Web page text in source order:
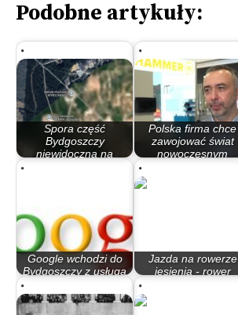
Podobne artykuły:
Spora część
Bydgoszczy
niewidoczna na
Polska firma chce
zawojować świat
nowoczesnym
Google wchodzi do
Bydgoszczy z usługą
Jazda na rowerze
jesienią - rower